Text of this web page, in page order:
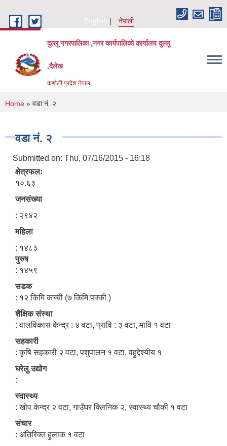
English
नेपाली
दुल्लू नगरपालिका ,नगर कार्यपालिकाे कार्यालय दुल्लू
,दैलेख
कर्णाली प्रदेश नेपाल
You are here
Home » वडा नं. २
वडा नं. २
Submitted on: Thu, 07/16/2015 - 16:18
क्षेत्रफलः
१०.६३
जनसंख्या
: २९४२
महिला
: १४८३
पुरुष
: १४५९
सडक
: १२ किमि कच्ची (७ किमि पक्की )
शैक्षिक संस्था
: वालविकास केन्द्र : ४ वटा, प्रावि : ३ वटा, मावि १ वटा
सहकारी
: कृषि सहकारी २ वटा, पशुपालन १ वटा, वहुद्देश्यीय १
घरेलु उद्योग
:
स्वास्थ्य
: खोप केन्द्र २ वटा, गाउँघर क्लिनिक २, स्वास्थ्य चौकी १ वटा
संचार
: अतिरिक्त हुलाक १ वटा